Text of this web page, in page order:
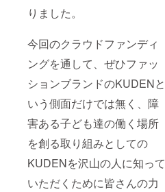
りました。
今回のクラウドファンディ
ングを通して、ぜひファッ
ションブランドのKUDENと
いう側面だけでは無く、障
害ある子ども達の働く場所
を創る取り組みとしての
KUDENを沢山の人に知って
いただくために皆さんの力